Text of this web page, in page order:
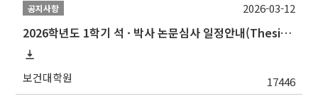
공지사항
2026학년도 1학기 석 · 박사 논문심사 일정안내(Thesis Defense Schedules)
보건대학원 17446
2026-03-12